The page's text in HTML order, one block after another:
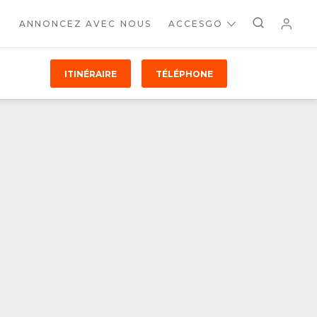
ANNONCEZ AVEC NOUS ACCESGO
ITINÉRAIRE TÉLÉPHONE